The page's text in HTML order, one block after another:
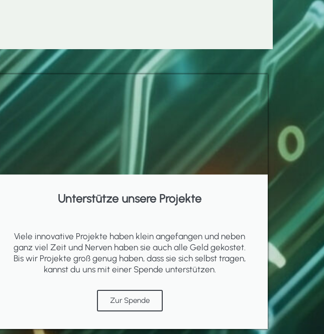
Unterstütze unsere Projekte
Viele innovative Projekte haben klein angefangen und neben
ganz viel Zeit und Nerven haben sie auch alle Geld gekostet.
Bis wir Projekte groß genug haben, dass sie sich selbst tragen,
kannst du uns mit einer Spende unterstützen.
Zur Spende